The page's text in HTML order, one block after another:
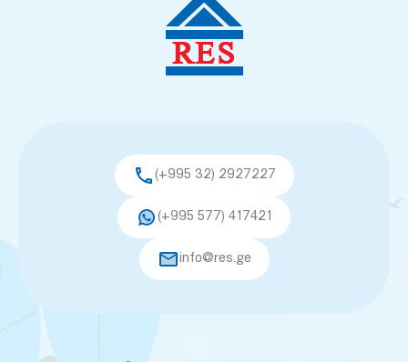
(+995 32) 2927227
(+995 577) 417421
info@res.ge